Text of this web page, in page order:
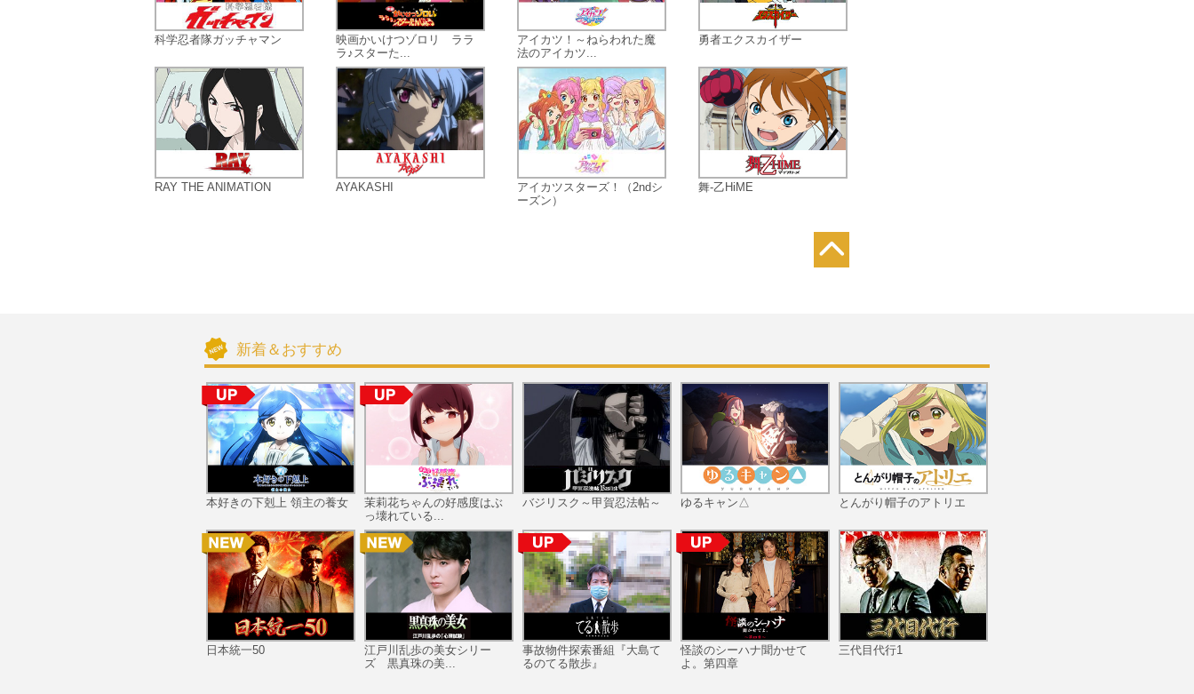
科学忍者隊ガッチャマン
RAY THE ANIMATION
映画かいけつゾロリ ララ
ラ♪スターた...
AYAKASHI
アイカツ！～ねらわれた魔
法のアイカツ...
アイカツスターズ！（2ndシ
ーズン）
勇者エクスカイザー
舞-乙HiME
第11話 最強の白魔術士
第12話 我が絶望つつめ緑
新着＆おすすめ
本好きの下剋上 領主の養女
日本統一50
茉莉花ちゃんの好感度はぶ
っ壊れている...
江戸川乱歩の美女シリー
ズ 黒真珠の美...
バジリスク～甲賀忍法帖～
事故物件探索番組『大島て
るのてる散歩』
ゆるキャン△
怪談のシーハナ聞かせて
よ。第四章
とんがり帽子のアトリエ
三代目代行1